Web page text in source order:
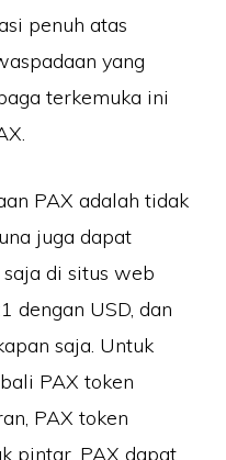
penuh atas
yang
terkemuka ini
PAX adalah tidak
juga dapat
di situs web
dengan USD, dan
saja. Untuk
PAX token
PAX token
pintar. PAX dapat